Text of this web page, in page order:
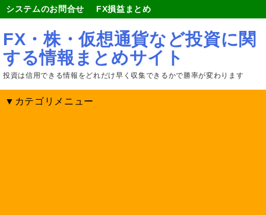
システムのお問合せ FX損益まとめ
FX・株・仮想通貨など投資に関
する情報まとめサイト
投資は信用できる情報をどれだけ早く収集できるかで勝率が変わります
▼カテゴリメニュー